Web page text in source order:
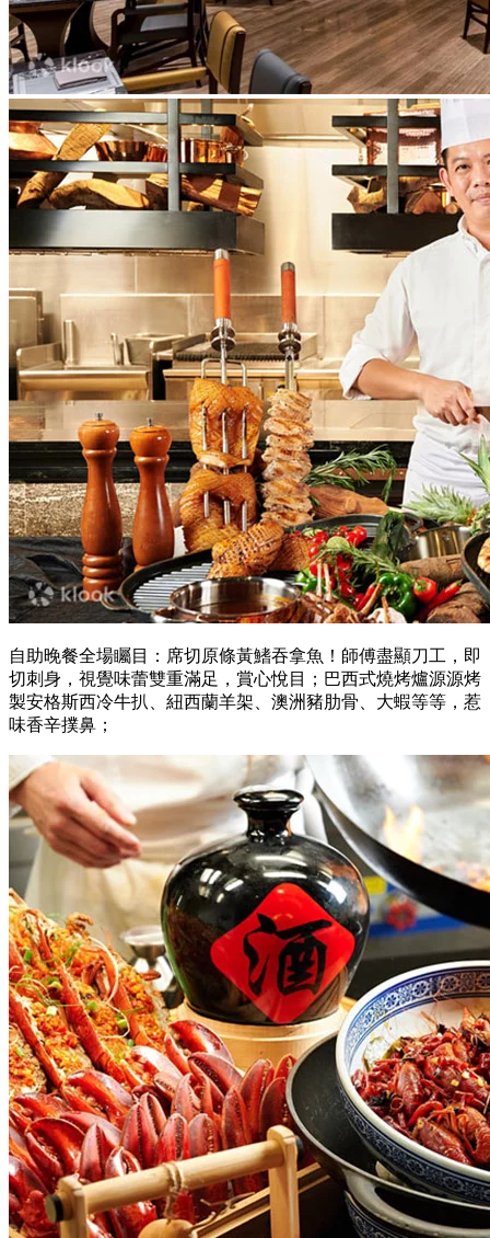
自助晚餐全場矚目：席切原條黃鰭吞拿魚！師傅盡顯刀工，即
切刺身，視覺味蕾雙重滿足，賞心悅目；巴西式燒烤爐源源烤
製安格斯西冷牛扒、紐西蘭羊架、澳洲豬肋骨、大蝦等等，惹
味香辛撲鼻；